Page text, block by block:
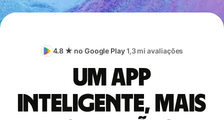
4.8 ★ no Google Play1,3 mi avaliações
Um app
inteligente, mais